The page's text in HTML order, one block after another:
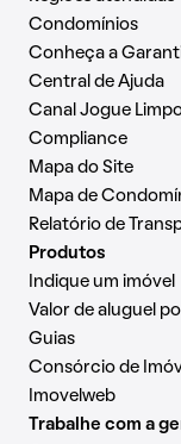
Condomínios
Conheça a
Central de Ajuda
Canal Jogue
Compliance
Mapa do Site
Mapa de
Relatório de
Produtos
Indique um imóvel
Valor de aluguel
Guias
Consórcio de
Imovelweb
Trabalhe com a